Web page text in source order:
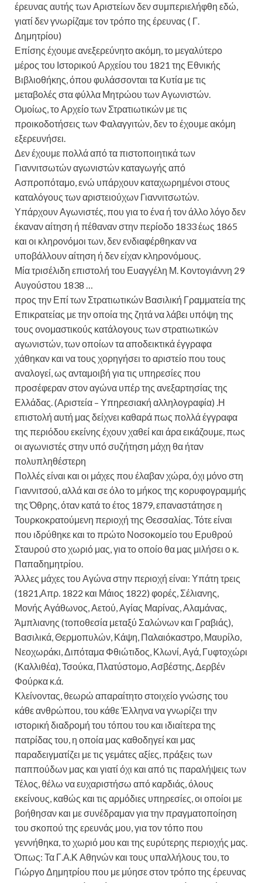
έρευνας αυτής των Αριστείων δεν συμπεριελήφθη εδώ,
γιατί δεν γνωρίζαμε τον τρόπο της έρευνας ( Γ.
Δημητρίου)
Επίσης έχουμε ανεξερεύνητο ακόμη, το μεγαλύτερο
μέρος του Ιστορικού Αρχείου του 1821 της Εθνικής
Βιβλιοθήκης, όπου φυλάσσονται τα Κυτία με τις
μεταβολές στα φύλλα Μητρώου των Αγωνιστών.
Ομοίως, το Αρχείο των Στρατιωτικών με τις
προικοδοτήσεις των Φαλαγγιτών, δεν το έχουμε ακόμη
εξερευνήσει.
Δεν έχουμε πολλά από τα πιστοποιητικά των
Γιαννιτσωτών αγωνιστών καταγωγής από
Ασπροπόταμο, ενώ υπάρχουν καταχωρημένοι στους
καταλόγους των αριστειούχων Γιαννιτσωτών.
Υπάρχουν Αγωνιστές, που για το ένα ή τον άλλο λόγο δεν
έκαναν αίτηση ή πέθαναν στην περίοδο 1833 έως 1865
και οι κληρονόμοι των, δεν ενδιαφέρθηκαν να
υποβάλλουν αίτηση ή δεν είχαν κληρονόμους.
Μία τρισέλιδη επιστολή του Ευαγγέλη Μ. Κοντογιάννη 29
Αυγούστου 1838 …
προς την Επί των Στρατιωτικών Βασιλική Γραμματεία της
Επικρατείας με την οποία της ζητά να λάβει υπόψη της
τους ονομαστικούς κατάλογους των στρατιωτικών
αγωνιστών, των οποίων τα αποδεικτικά έγγραφα
χάθηκαν και να τους χορηγήσει το αριστείο που τους
αναλογεί, ως ανταμοιβή για τις υπηρεσίες που
προσέφεραν στον αγώνα υπέρ της ανεξαρτησίας της
Ελλάδας. (Αριστεία – Υπηρεσιακή αλληλογραφία) .Η
επιστολή αυτή μας δείχνει καθαρά πως πολλά έγγραφα
της περιόδου εκείνης έχουν χαθεί και άρα εικάζουμε, πως
οι αγωνιστές στην υπό συζήτηση μάχη θα ήταν
πολυπληθέστερη
Πολλές είναι και οι μάχες που έλαβαν χώρα, όχι μόνο στη
Γιαννιτσού, αλλά και σε όλο το μήκος της κορυφογραμμής
της Όθρης, όταν κατά το έτος 1879, επαναστάτησε η
Τουρκοκρατούμενη περιοχή της Θεσσαλίας. Τότε είναι
που ιδρύθηκε και το πρώτο Νοσοκομείο του Ερυθρού
Σταυρού στο χωριό μας, για το οποίο θα μας μιλήσει ο κ.
Παπαδημητρίου.
Άλλες μάχες του Αγώνα στην περιοχή είναι: Υπάτη τρεις
(1821,Απρ. 1822 και Μάιος 1822) φορές, Σέλιανης,
Μονής Αγάθωνος, Αετού, Αγίας Μαρίνας, Αλαμάνας,
Άμπλιανης (τοποθεσία μεταξύ Σαλώνων και Γραβιάς),
Βασιλικά, Θερμοπυλών, Κάψη, Παλαιόκαστρο, Μαυρίλο,
Νεοχωράκι, Διπόταμα Φθιώτιδος, Κλωνί, Αγά, Γυφτοχώρι
(Καλλιθέα), Τσούκα, Πλατύστομο, Ασβέστης, Δερβέν
Φούρκα κ.ά.
Κλείνοντας, θεωρώ απαραίτητο στοιχείο γνώσης του
κάθε ανθρώπου, του κάθε Έλληνα να γνωρίζει την
ιστορική διαδρομή του τόπου του και ιδιαίτερα της
πατρίδας του, η οποία μας καθοδηγεί και μας
παραδειγματίζει με τις γεμάτες αξίες, πράξεις των
παππούδων μας και γιατί όχι και από τις παραλήψεις των
Τέλος, θέλω να ευχαριστήσω από καρδιάς, όλους
εκείνους, καθώς και τις αρμόδιες υπηρεσίες, οι οποίοι με
βοήθησαν και με συνέδραμαν για την πραγματοποίηση
του σκοπού της ερευνάς μου, για τον τόπο που
γεννήθηκα, το χωριό μου και της ευρύτερης περιοχής μας.
Όπως: Τα Γ.Α.Κ Αθηνών και τους υπαλλήλους του, το
Γιώργο Δημητρίου που με μύησε στον τρόπο της έρευνας